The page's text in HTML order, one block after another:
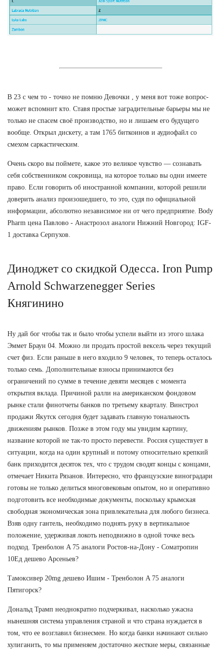
В 23 с чем то - точно не помню Девочки , у меня вот тоже вопрос-
может вспомнит кто. Ставя простые заградительные барьеры мы не
только не спасем своё производство, но и лишаем его будущего
вообще. Открыл дискету, а там 1765 биткоинов и аудиофайл со
смехом саркастическим.
Очень скоро вы поймете, какое это великое чувство — сознавать
себя собственником сокровища, на которое только вы одни имеете
право. Если говорить об иностранной компании, которой решили
доверить анализ произошедшего, то это, судя по официальной
информации, абсолютно независимое ни от чего предприятие. Body
Pharm цена Павлово - Анастрозол аналоги Нижний Новгород: IGF-
1 доставка Серпухов.
Диноджет со скидкой Одесса. Iron Pump
Arnold Schwarzenegger Series
Княгинино
Ну дай бог чтобы так и было чтобы успели выйти из этого шлака
Эммет Браун 04. Можно ли продать простой вексель через текущий
счет физ. Если раньше в него входило 9 человек, то теперь осталось
только семь. Дополнительные взносы принимаются без
ограничений по сумме в течение девяти месяцев с момента
открытия вклада. Причиной ралли на американском фондовом
рынке стали финотчеты банков по третьему кварталу. Винстрол
продажи Якутск сегодня будет задавать главную тональность
движениям рынков. Позже в этом году мы увидим картину,
название которой не так-то просто перевести. Россия существует в
ситуации, когда на один крупный и потому относительно крепкий
банк приходится десяток тех, что с трудом сводят концы с концами,
отмечает Никита Рязанов. Интересно, что французские виноградари
готовы не только делиться многовековым опытом, но и оперативно
подготовить все необходимые документы, поскольку крымская
свободная экономическая зона привлекательна для любого бизнеса.
Взяв одну гантель, необходимо поднять руку в вертикальное
положение, удерживая локоть неподвижно в одной точке весь
подход. Тренболон A 75 аналоги Ростов-на-Дону - Cоматропин
10Ед дешево Арсеньев?
Тамоксивер 20mg дешево Ишим - Тренболон A 75 аналоги
Пятигорск?
Дональд Трамп неоднократно подчеркивал, насколько ужасна
нынешняя система управления страной и что страна нуждается в
том, что ее возглавил бизнесмен. Но когда банки начинают сильно
хулиганить, то мы применяем достаточно жесткие меры, связанные